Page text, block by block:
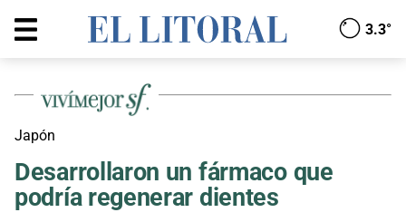
3.3°
Japón
Desarrollaron un fármaco que
podría regenerar dientes